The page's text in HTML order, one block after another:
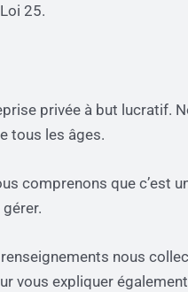
25.
privée à but lucratif.
tous les âges.
comprenons que c’est
nous
vous expliquer